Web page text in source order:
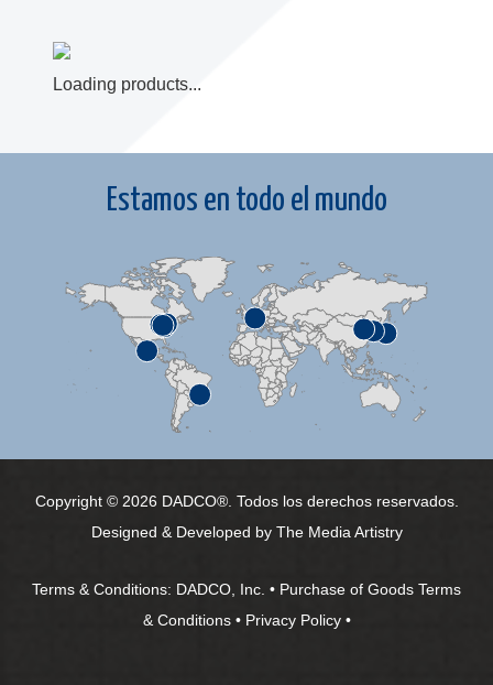
Loading products...
Estamos en todo el mundo
Copyright © 2026 DADCO®. Todos los derechos reservados.
Designed & Developed by The Media Artistry
Terms & Conditions: DADCO, Inc. • Purchase of Goods Terms
& Conditions• Privacy Policy•